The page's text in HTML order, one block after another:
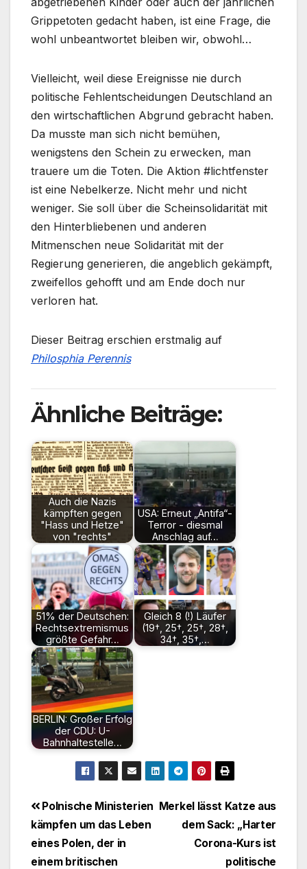
Grippetoten gedacht haben, ist eine Frage, die
wohl unbeantwortet bleiben wir, obwohl…
Vielleicht, weil diese Ereignisse nie durch
politische Fehlentscheidungen Deutschland an
den wirtschaftlichen Abgrund gebracht haben.
Da musste man sich nicht bemühen,
wenigstens den Schein zu erwecken, man
trauere um die Toten. Die Aktion #lichtfenster
ist eine Nebelkerze. Nicht mehr und nicht
weniger. Sie soll über die Scheinsolidarität mit
den Hinterbliebenen und anderen
Mitmenschen neue Solidarität mit der
Regierung generieren, die angeblich gekämpft,
zweifellos gehofft und am Ende doch nur
verloren hat.
Dieser Beitrag erschien erstmalig auf
Philosphia Perennis
Ähnliche Beiträge:
Auch die Nazis
kämpften gegen
"Hass und Hetze"
von "rechts"
USA: Erneut „Antifa“-
Terror - diesmal
Anschlag auf…
51% der Deutschen:
Rechtsextremismus
größte Gefahr…
Gleich 8 (!) Läufer
(19†, 25†, 25†, 28†,
34†, 35†,…
BERLIN: Großer Erfolg
der CDU: U-
Bahnhaltestelle…
Beitragsnavigation
Merkel lässt Katze aus
dem Sack: „Harter
Corona-Kurs ist
politische
Polnische Ministerien
kämpfen um das Leben
eines Polen, der in
einem britischen